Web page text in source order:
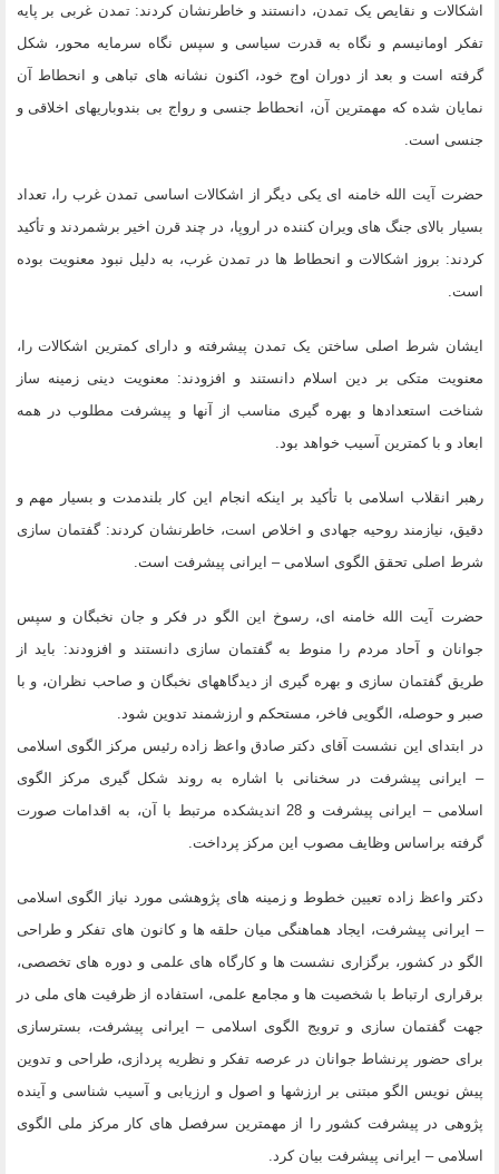
اشکالات و نقایص یک تمدن، دانستند و خاطرنشان کردند: تمدن غربی بر پایه
تفکر اومانیسم و نگاه به قدرت سیاسی و سپس نگاه سرمایه محور، شکل
گرفته است و بعد از دوران اوج خود، اکنون نشانه های تباهی و انحطاط آن
نمایان شده که مهمترین آن، انحطاط جنسی و رواج بی بندوباریهای اخلاقی و
جنسی است.
حضرت آیت الله خامنه ای یکی دیگر از اشکالات اساسی تمدن غرب را، تعداد
بسیار بالای جنگ های ویران کننده در اروپا، در چند قرن اخیر برشمردند و تأکید
کردند: بروز اشکالات و انحطاط ها در تمدن غرب، به دلیل نبود معنویت بوده
است.
ایشان شرط اصلی ساختن یک تمدن پیشرفته و دارای کمترین اشکالات را،
معنویت متکی بر دین اسلام دانستند و افزودند: معنویت دینی زمینه ساز
شناخت استعدادها و بهره گیری مناسب از آنها و پیشرفت مطلوب در همه
ابعاد و با کمترین آسیب خواهد بود.
رهبر انقلاب اسلامی با تأکید بر اینکه انجام این کار بلندمدت و بسیار مهم و
دقیق، نیازمند روحیه جهادی و اخلاص است، خاطرنشان کردند: گفتمان سازی
شرط اصلی تحقق الگوی اسلامی – ایرانی پیشرفت است.
حضرت آیت الله خامنه ای، رسوخ این الگو در فکر و جان نخبگان و سپس
جوانان و آحاد مردم را منوط به گفتمان سازی دانستند و افزودند: باید از
طریق گفتمان سازی و بهره گیری از دیدگاههای نخبگان و صاحب نظران، و با
صبر و حوصله، الگویی فاخر، مستحکم و ارزشمند تدوین شود.
در ابتدای این نشست آقای دکتر صادق واعظ زاده رئیس مرکز الگوی اسلامی
– ایرانی پیشرفت در سخنانی با اشاره به روند شکل گیری مرکز الگوی
اسلامی – ایرانی پیشرفت و 28 اندیشکده مرتبط با آن، به اقدامات صورت
گرفته براساس وظایف مصوب این مرکز پرداخت.
دکتر واعظ زاده تعیین خطوط و زمینه های پژوهشی مورد نیاز الگوی اسلامی
– ایرانی پیشرفت، ایجاد هماهنگی میان حلقه ها و کانون های تفکر و طراحی
الگو در کشور، برگزاری نشست ها و کارگاه های علمی و دوره های تخصصی،
برقراری ارتباط با شخصیت ها و مجامع علمی، استفاده از ظرفیت های ملی در
جهت گفتمان سازی و ترویج الگوی اسلامی – ایرانی پیشرفت، بسترسازی
برای حضور پرنشاط جوانان در عرصه تفکر و نظریه پردازی، طراحی و تدوین
پیش نویس الگو مبتنی بر ارزشها و اصول و ارزیابی و آسیب شناسی و آینده
پژوهی در پیشرفت کشور را از مهمترین سرفصل های کار مرکز ملی الگوی
اسلامی – ایرانی پیشرفت بیان کرد.